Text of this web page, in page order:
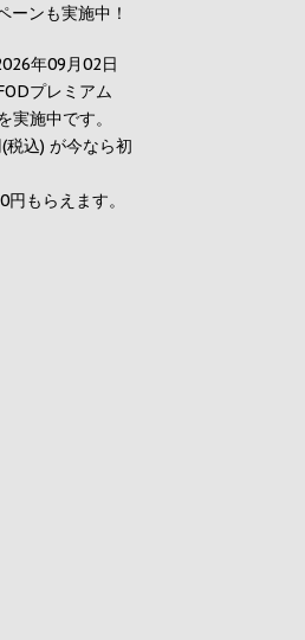
ーンも実施中！
年09月02日
プレミアム
実施中です。
税込) が今なら初
もらえます。